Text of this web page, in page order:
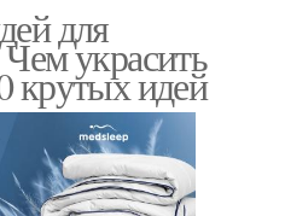
для
украсить
крутых идей